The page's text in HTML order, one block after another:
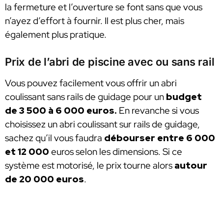
la fermeture et l’ouverture se font sans que vous
n’ayez d’effort à fournir. Il est plus cher, mais
également plus pratique.
Prix de l’abri de piscine avec ou sans rail
Vous pouvez facilement vous offrir un abri
coulissant sans rails de guidage pour un budget
de 3 500 à 6 000 euros. En revanche si vous
choisissez un abri coulissant sur rails de guidage,
sachez qu’il vous faudra débourser entre 6 000
et 12 000 euros selon les dimensions. Si ce
système est motorisé, le prix tourne alors autour
de 20 000 euros.